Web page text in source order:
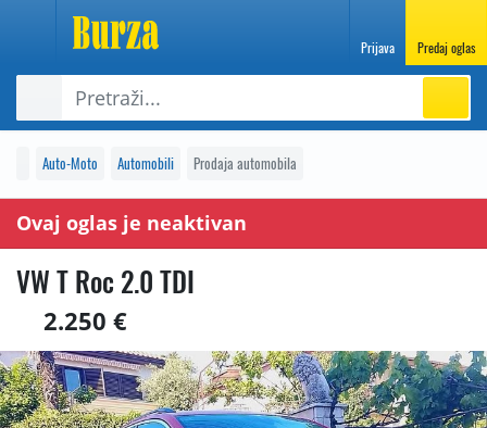
Prijava Predaj oglas
Auto-Moto Automobili Prodaja automobila
Ovaj oglas je neaktivan
VW T Roc 2.0 TDI
2.250 €